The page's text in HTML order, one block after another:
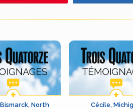
North
Cécile,